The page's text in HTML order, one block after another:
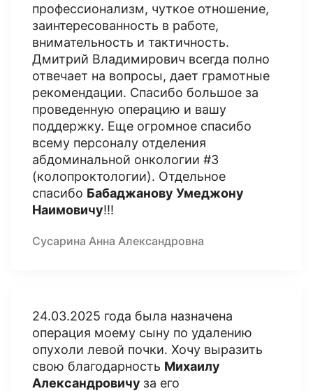
профессионализм, чуткое отношение,
заинтересованность в работе,
внимательность и тактичность.
Дмитрий Владимирович всегда полно
отвечает на вопросы, дает грамотные
рекомендации. Спасибо большое за
проведенную операцию и вашу
поддержку. Еще огромное спасибо
всему персоналу отделения
абдоминальной онкологии #3
(колопроктологии). Отдельное
спасибо Бабаджанову Умеджону
Наимовичу!!!
Сусарина Анна Александровна
24.03.2025 года была назначена
операция моему сыну по удалению
опухоли левой почки. Хочу выразить
свою благодарность Михаилу
Александровичу за его